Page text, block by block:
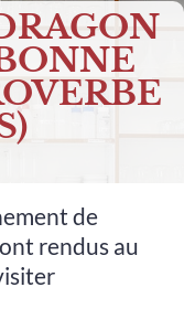
de
rendus au